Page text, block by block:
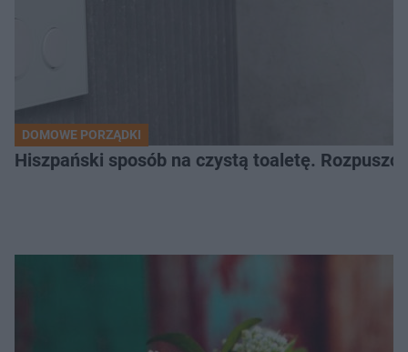
DOMOWE PORZĄDKI
Hiszpański sposób na czystą toaletę.